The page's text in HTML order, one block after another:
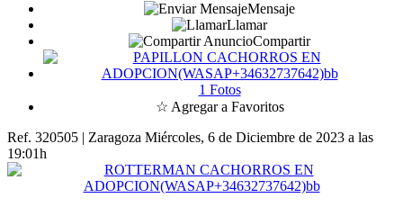
Mensaje
Llamar
Compartir
1 Fotos
☆ Agregar a Favoritos
Ref. 320505 | Zaragoza Miércoles, 6 de Diciembre de 2023 a las
19:01h